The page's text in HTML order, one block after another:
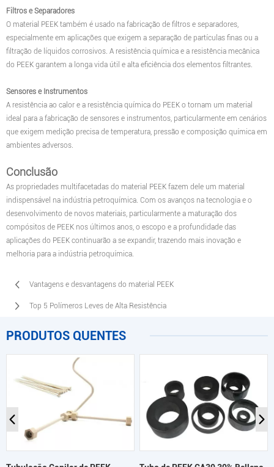
Filtros e Separadores
O material PEEK também é usado na fabricação de filtros e separadores,
especialmente em aplicações que exigem a separação de partículas finas ou a
filtração de líquidos corrosivos. A resistência química e a resistência mecânica
do PEEK garantem a longa vida útil e alta eficiência dos elementos filtrantes.
Sensores e Instrumentos
A resistência ao calor e a resistência química do PEEK o tornam um material
ideal para a fabricação de sensores e instrumentos, particularmente em cenários
que exigem medição precisa de temperatura, pressão e composição química em
ambientes adversos.
Conclusão
As propriedades multifacetadas do material PEEK fazem dele um material
indispensável na indústria petroquímica. Com os avanços na tecnologia e o
desenvolvimento de novos materiais, particularmente a maturação dos
compósitos de PEEK nos últimos anos, o escopo e a profundidade das
aplicações do PEEK continuarão a se expandir, trazendo mais inovação e
melhoria para a indústria petroquímica.
Vantagens e desvantagens do material PEEK
Top 5 Polímeros Leves de Alta Resistência
PRODUTOS QUENTES